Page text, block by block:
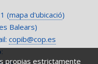
(mapa d'ubicació)
Balears)
copib@cop.es
:
propias estrictamente